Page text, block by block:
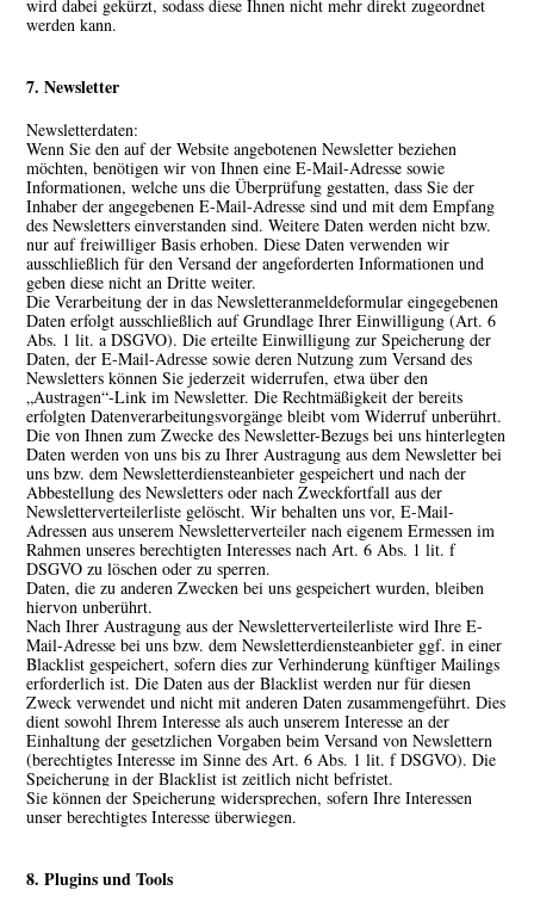
wird dabei gekürzt, sodass diese Ihnen nicht mehr direkt zugeordnet
werden kann.
7. Newsletter
Newsletter­daten:
Wenn Sie den auf der Website angebotenen Newsletter beziehen
möchten, benötigen wir von Ihnen eine E-Mail-Adresse sowie
Informationen, welche uns die Überprüfung gestatten, dass Sie der
Inhaber der angegebenen E-Mail-Adresse sind und mit dem Empfang
des Newsletters einverstanden sind. Weitere Daten werden nicht bzw.
nur auf freiwilliger Basis erhoben. Diese Daten verwenden wir
ausschließlich für den Versand der angeforderten Informationen und
geben diese nicht an Dritte weiter.
Die Verarbeitung der in das Newsletteranmeldeformular eingegebenen
Daten erfolgt ausschließlich auf Grundlage Ihrer Einwilligung (Art. 6
Abs. 1 lit. a DSGVO). Die erteilte Einwilligung zur Speicherung der
Daten, der E-Mail-Adresse sowie deren Nutzung zum Versand des
Newsletters können Sie jederzeit widerrufen, etwa über den
„Austragen“-Link im Newsletter. Die Rechtmäßigkeit der bereits
erfolgten Datenverarbeitungsvorgänge bleibt vom Widerruf unberührt.
Die von Ihnen zum Zwecke des Newsletter-Bezugs bei uns hinterlegten
Daten werden von uns bis zu Ihrer Austragung aus dem Newsletter bei
uns bzw. dem Newsletterdiensteanbieter gespeichert und nach der
Abbestellung des Newsletters oder nach Zweckfortfall aus der
Newsletterverteilerliste gelöscht. Wir behalten uns vor, E-Mail-
Adressen aus unserem Newsletterverteiler nach eigenem Ermessen im
Rahmen unseres berechtigten Interesses nach Art. 6 Abs. 1 lit. f
DSGVO zu löschen oder zu sperren.
Daten, die zu anderen Zwecken bei uns gespeichert wurden, bleiben
hiervon unberührt.
Nach Ihrer Austragung aus der Newsletterverteilerliste wird Ihre E-
Mail-Adresse bei uns bzw. dem Newsletterdiensteanbieter ggf. in einer
Blacklist gespeichert, sofern dies zur Verhinderung künftiger Mailings
erforderlich ist. Die Daten aus der Blacklist werden nur für diesen
Zweck verwendet und nicht mit anderen Daten zusammengeführt. Dies
dient sowohl Ihrem Interesse als auch unserem Interesse an der
Einhaltung der gesetzlichen Vorgaben beim Versand von Newslettern
(berechtigtes Interesse im Sinne des Art. 6 Abs. 1 lit. f DSGVO). Die
Speicherung in der Blacklist ist zeitlich nicht befristet.
Sie können der Speicherung widersprechen, sofern Ihre Interessen
unser berechtigtes Interesse überwiegen.
8. Plugins und Tools